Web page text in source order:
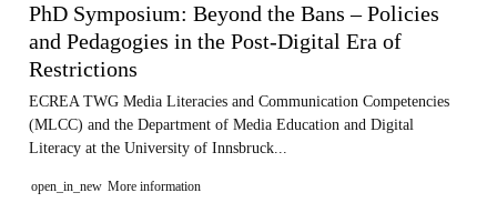
PhD Symposium: Beyond the Bans – Policies
and Pedagogies in the Post-Digital Era of
Restrictions
ECREA TWG Media Literacies and Communication Competencies
(MLCC) and the Department of Media Education and Digital
Literacy at the University of Innsbruck...
open_in_new More information